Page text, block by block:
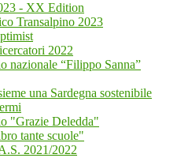
- XX Edition
Transalpino 2023
2022
nazionale “Filippo Sanna”
una Sardegna sostenibile
"Grazie Deledda"
tante scuole"
2021/2022